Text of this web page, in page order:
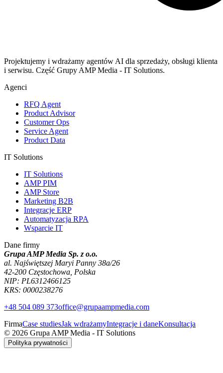
Projektujemy i wdrażamy agentów AI dla sprzedaży, obsługi klienta
i serwisu. Część Grupy AMP Media - IT Solutions.
Agenci
RFQ Agent
Product Advisor
Customer Ops
Service Agent
Product Data
IT Solutions
IT Solutions
AMP PIM
AMP Store
Marketing B2B
Integracje ERP
Automatyzacja RPA
Wsparcie IT
Dane firmy
Grupa AMP Media Sp. z o.o.
al. Najświętszej Maryi Panny 38a/26
42-200 Częstochowa, Polska
NIP: PL6312466125
KRS: 0000238276
+48 504 089 373office@grupaampmedia.com
FirmaCase studiesJak wdrażamyIntegracje i daneKonsultacja
© 2026 Grupa AMP Media - IT Solutions
Polityka prywatności